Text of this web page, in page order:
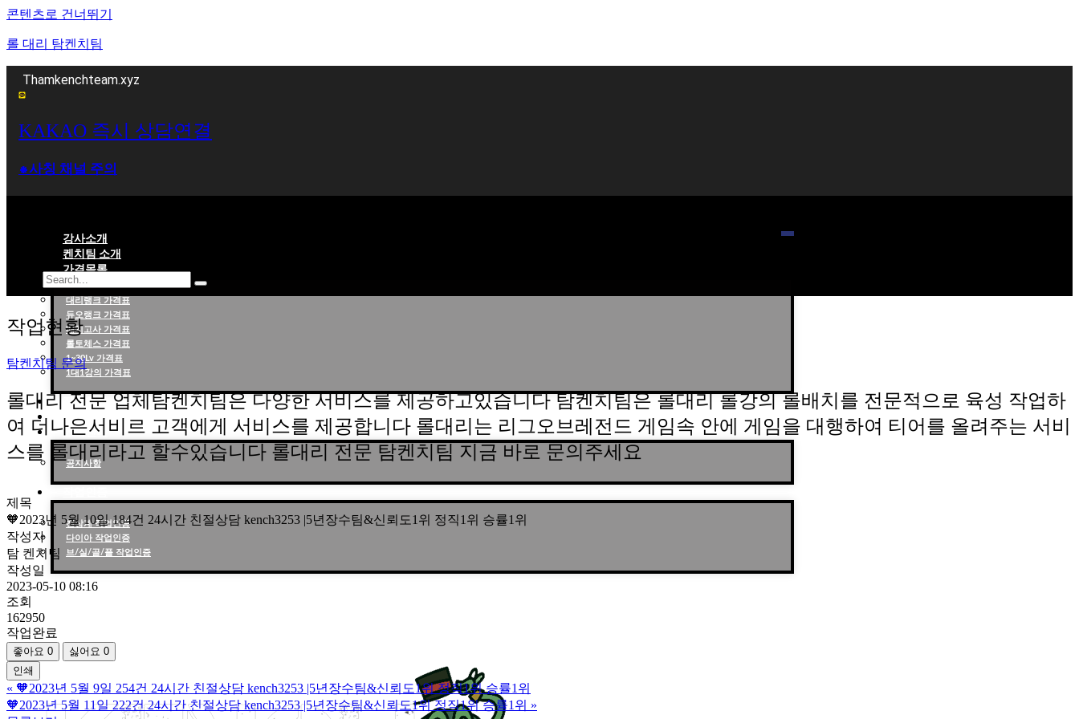
콘텐츠로 건너뛰기
롤 대리 탐켄치팀
Thamkenchteam.xyz
KAKAO 즉시 상담연결
⁕사칭 채널 주의
강사소개
켄치팀 소개
가격목록
대리랭크 가격표
듀오랭크 가격표
배치고사 가격표
롤토체스 가격표
1~30Lv 가격표
1대1강의 가격표
작업현황
작업후기
고객센터
공지사항
천상계 작업인증
다이아 작업인증
브/실/골/플 작업인증
작업현황
탐켄치팀 문의
롤대리 전문 업체탐켄치팀은 다양한 서비스를 제공하고있습니다 탐켄치팀은 롤대리 롤강의 롤배치를 전문적으로 육성 작업하
여 더나은서비르 고객에게 서비스를 제공합니다 롤대리는 리그오브레전드 게임속 안에 게임을 대행하여 티어를 올려주는 서비
스를 롤대리라고 할수있습니다 롤대리 전문 탐켄치팀 지금 바로 문의주세요
제목
🧡2023년 5월 10일 184건 24시간 친절상담 kench3253 |5년장수팀&신뢰도1위 정직1위 승률1위
작성자
탐 켄치팀
작성일
2023-05-10 08:16
조회
162950
작업완료
좋아요 0 싫어요 0
인쇄
« 🧡2023년 5월 9일 254건 24시간 친절상담 kench3253 |5년장수팀&신뢰도1위 정직1위 승률1위
🧡2023년 5월 11일 222건 24시간 친절상담 kench3253 |5년장수팀&신뢰도1위 정직1위 승률1위 »